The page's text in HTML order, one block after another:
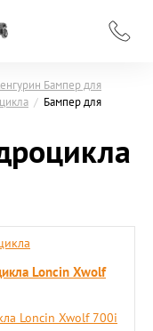
Бампер для
/ Бампер для
Loncin Xwolf
Loncin Xwolf 700i